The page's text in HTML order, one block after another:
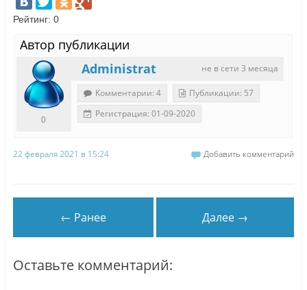
Рейтинг: 0
Автор публикации
не в сети 3 месяца
Administrat
0
Комментарии: 4
Публикации: 57
Регистрация: 01-09-2020
22 февраля 2021 в 15:24 Добавить комментарий
← Ранее Далее →
Оставьте комментарий: